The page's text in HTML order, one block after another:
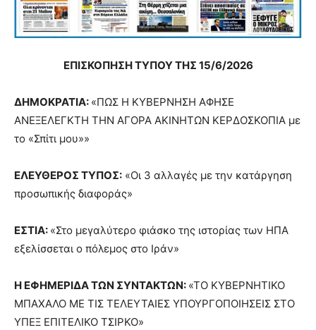
ΕΠΙΣΚΟΠΗΣΗ ΤΥΠΟΥ ΤΗΣ 15/6/2026
ΔΗΜΟΚΡΑΤΙΑ: «ΠΩΣ Η ΚΥΒΕΡΝΗΣΗ ΑΦΗΣΕ
ΑΝΕΞΕΛΕΓΚΤΗ ΤΗΝ ΑΓΟΡΑ ΑΚΙΝΗΤΩΝ ΚΕΡΔΟΣΚΟΠΙΑ με
το «Σπίτι μου»»
ΕΛΕΥΘΕΡΟΣ ΤΥΠΟΣ: «Οι 3 αλλαγές με την κατάργηση
προσωπικής διαφοράς»
ΕΣΤΙΑ: «Στο μεγαλύτερο φιάσκο της ιστορίας των ΗΠΑ
εξελίσσεται ο πόλεμος στο Ιράν»
Η ΕΦΗΜΕΡΙΔΑ ΤΩΝ ΣΥΝΤΑΚΤΩΝ: «ΤΟ ΚΥΒΕΡΝΗΤΙΚΟ
ΜΠΑΧΑΛΟ ΜΕ ΤΙΣ ΤΕΛΕΥΤΑΙΕΣ ΥΠΟΥΡΓΟΠΟΙΗΣΕΙΣ ΣΤΟ
ΥΠΕΞ ΕΠΙΤΕΛΙΚΟ ΤΣΙΡΚΟ»